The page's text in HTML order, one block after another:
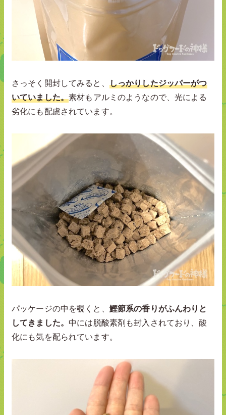
さっそく開封してみると、 しっかりしたジッパーがつ
いていました。素材もアルミのようなので、光による
劣化にも配慮されています。
パッケージの中を覗くと、 鰹節系の香りがふんわりと
してきました。中には脱酸素剤も封入されており、酸
化にも気を配られています。